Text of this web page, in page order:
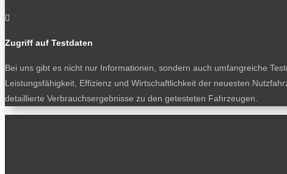

Zugriff auf Testdaten
Bei uns gibt es nicht nur Informationen, sondern auch umfangreiche
Leistungsfähigkeit, Effizienz und Wirtschaftlichkeit der neuesten
detaillierte Verbrauchsergebnisse zu den getesteten Fahrzeugen.